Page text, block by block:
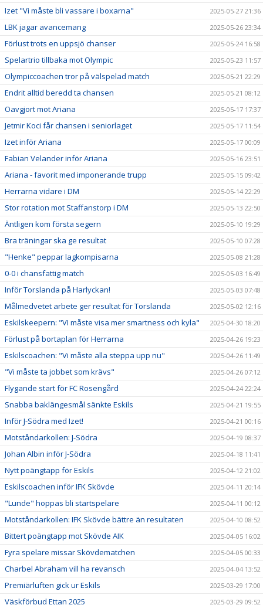
Izet "Vi måste bli vassare i boxarna" 2025-05-27 21:36
LBK jagar avancemang 2025-05-26 23:34
Förlust trots en uppsjö chanser 2025-05-24 16:58
Spelartrio tillbaka mot Olympic 2025-05-23 11:57
Olympiccoachen tror på välspelad match 2025-05-21 22:29
Endrit alltid beredd ta chansen 2025-05-21 08:12
Oavgjort mot Ariana 2025-05-17 17:37
Jetmir Koci får chansen i seniorlaget 2025-05-17 11:54
Izet inför Ariana 2025-05-17 00:09
Fabian Velander inför Ariana 2025-05-16 23:51
Ariana - favorit med imponerande trupp 2025-05-15 09:42
Herrarna vidare i DM 2025-05-14 22:29
Stor rotation mot Staffanstorp i DM 2025-05-13 22:50
Äntligen kom första segern 2025-05-10 19:29
Bra träningar ska ge resultat 2025-05-10 07:28
"Henke" peppar lagkompisarna 2025-05-08 21:28
0-0 i chansfattig match 2025-05-03 16:49
Inför Torslanda på Harlyckan! 2025-05-03 07:48
Målmedvetet arbete ger resultat för Torslanda 2025-05-02 12:16
Eskilskeepern: "VI måste visa mer smartness och kyla" 2025-04-30 18:20
Förlust på bortaplan för Herrarna 2025-04-26 19:23
Eskilscoachen: "Vi måste alla steppa upp nu" 2025-04-26 11:49
"Vi måste ta jobbet som krävs" 2025-04-26 07:12
Flygande start för FC Rosengård 2025-04-24 22:24
Snabba baklängesmål sänkte Eskils 2025-04-21 19:55
Inför J-Södra med Izet! 2025-04-21 00:16
Motståndarkollen: J-Södra 2025-04-19 08:37
Johan Albin inför J-Södra 2025-04-18 11:41
Nytt poängtapp för Eskils 2025-04-12 21:02
Eskilscoachen inför IFK Skövde 2025-04-11 20:14
"Lunde" hoppas bli startspelare 2025-04-11 00:12
Motståndarkollen: IFK Skövde bättre än resultaten 2025-04-10 08:52
Bittert poängtapp mot Skövde AIK 2025-04-05 16:02
Fyra spelare missar Skövdematchen 2025-04-05 00:33
Charbel Abraham vill ha revansch 2025-04-04 13:52
Premiärluften gick ur Eskils 2025-03-29 17:00
Väskförbud Ettan 2025 2025-03-29 09:52